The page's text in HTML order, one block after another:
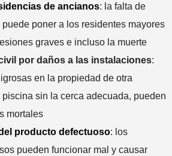
de ancianos: la falta de
poner a los residentes mayores
graves e incluso la muerte
por daños a las instalaciones:
en la propiedad de otra
sin la cerca adecuada, pueden
mortales
producto defectuoso: los
pueden funcionar mal y causar